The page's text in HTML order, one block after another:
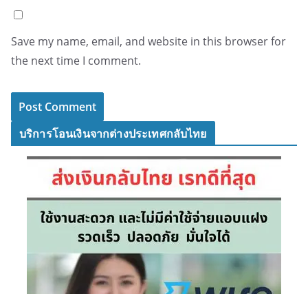
Save my name, email, and website in this browser for
the next time I comment.
บริการโอนเงินจากต่างประเทศกลับไทย